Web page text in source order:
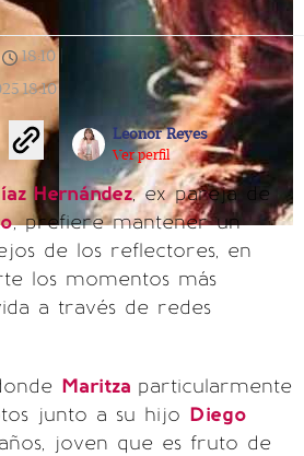
18:10
18:10
Leonor Reyes
Ver perfil
Hernández, ex pareja de
, prefiere mantener un
de los reflectores, en
los momentos más
a través de redes
Maritza particularmente
junto a su hijo Diego
joven que es fruto de